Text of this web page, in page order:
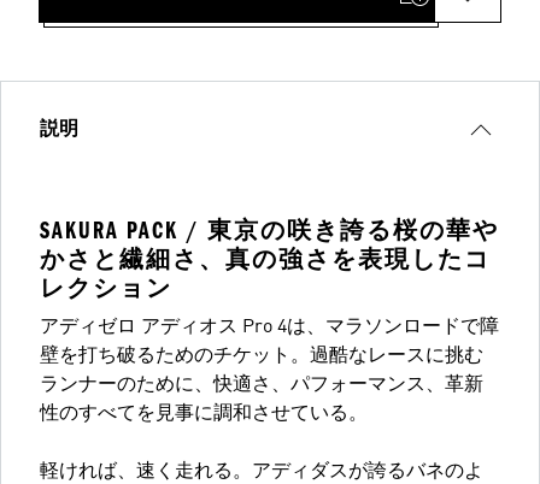
説明
SAKURA PACK / 東京の咲き誇る桜の華や
かさと繊細さ、真の強さを表現したコ
レクション
アディゼロ アディオス Pro 4は、マラソンロードで障
壁を打ち破るためのチケット。過酷なレースに挑む
ランナーのために、快適さ、パフォーマンス、革新
性のすべてを見事に調和させている。
軽ければ、速く走れる。アディダスが誇るバネのよ